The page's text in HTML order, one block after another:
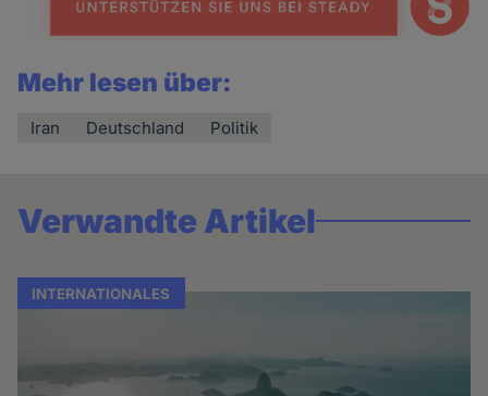
Mehr lesen über:
Iran Deutschland Politik
Verwandte Artikel
INTERNATIONALES